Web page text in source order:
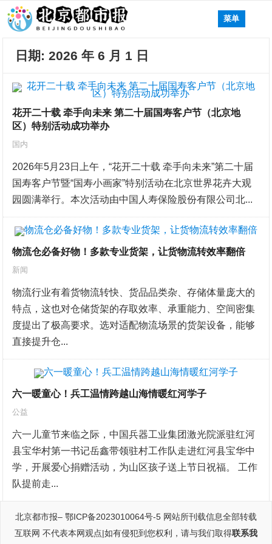
菜单
日期:2026 年 6 月 1 日
花开二十载 牵手向未来 第二十届国寿客户节（北京地
区）特别活动成功举办
国内
2026年5月23日上午，“花开二十载 牵手向未来”第二十届
国寿客户节暨“国寿小画家”特别活动在北京世界花卉大观
园圆满举行。本次活动由中国人寿保险股份有限公司北...
物流仓必备好物！多款专业货架，让货物流转效率翻倍
新闻
物流行业有着货物流转快、货品品类杂、存储体量庞大的
特点，这也对仓储货架的存取效率、承重能力、空间密集
度提出了极高要求。选对适配物流场景的货架设备，能够
直接提升仓...
六一暖童心！兵工温情跨越山海情暖红河学子
公益
六一儿童节来临之际，中国兵器工业集团激光院派驻红河
县宝华村第一书记岳鑫带领驻村工作队走进红河县宝华中
学，开展爱心捐赠活动，为山区孩子送上节日祝福。 工作
队提前走...
北京都市报– 鄂ICP备2023010064号-5 网站所刊载信息全部转载
互联网 不代表本网观点|如有侵犯到您权利，请与我们取得联系我